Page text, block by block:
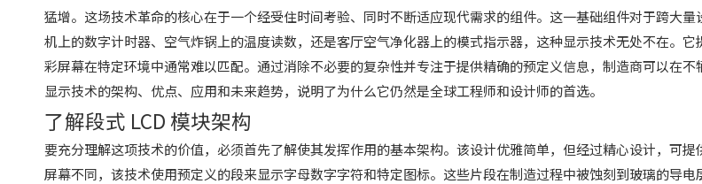
猛增。这场技术革命的核心在于一个经受住时间考验、同时不断适应现代需求的组件。这一基础组件对于跨大
机上的数字计时器、空气炸锅上的温度读数，还是客厅空气净化器上的模式指示器，这种显示技术无处不在。
彩屏幕在特定环境中通常难以匹配。通过消除不必要的复杂性并专注于提供精确的预定义信息，制造商可以在
显示技术的架构、优点、应用和未来趋势，说明了为什么它仍然是全球工程师和设计师的首选。
了解段式 LCD 模块架构
要充分理解这项技术的价值，必须首先了解使其发挥作用的基本架构。该设计优雅简单，但经过精心设计，可
屏幕不同，该技术使用预定义的段来显示字母数字字符和特定图标。这些片段在制造过程中被蚀刻到玻璃的导